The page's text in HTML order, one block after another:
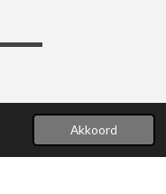
Akkoord
JouwWeb